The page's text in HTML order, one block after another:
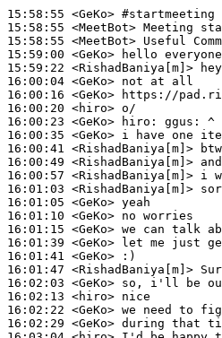
15:58:55 <GeKo> #startmeeting
15:58:55 <MeetBot>
15:58:55 <MeetBot>
15:59:00 <GeKo>
15:59:22 <RishadBaniya[m]>
16:00:04 <GeKo>
16:00:16 <GeKo>
16:00:20 <hiro>
16:00:23 <GeKo> hiro:
16:00:35 <GeKo>
16:00:41 <RishadBaniya[m]>
16:00:49 <RishadBaniya[m]>
16:00:57 <RishadBaniya[m]>
16:01:03 <RishadBaniya[m]>
16:01:05 <GeKo>
16:01:10 <GeKo>
16:01:15 <GeKo>
16:01:39 <GeKo>
16:01:41 <GeKo>
16:01:47 <RishadBaniya[m]>
16:02:03 <GeKo>
16:02:13 <hiro>
16:02:22 <GeKo>
16:02:29 <GeKo>